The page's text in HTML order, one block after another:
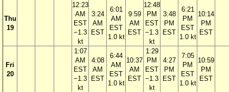
Thu
19
12:23
AM
EST
−1.3
kt
3:24
AM
EST
6:01
AM
EST
1.0 kt
9:59
AM
EST
12:48
PM
EST
−1.3
kt
3:48
PM
EST
6:21
PM
EST
1.0 kt
10:14
PM
EST
Fri
20
1:07
AM
EST
−1.3
kt
4:08
AM
EST
6:44
AM
EST
1.0 kt
10:37
AM
EST
1:29
PM
EST
−1.3
kt
4:27
PM
EST
7:05
PM
EST
1.0 kt
10:59
PM
EST